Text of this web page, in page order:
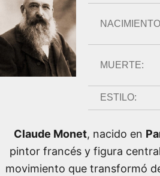
MUERTE:
ESTILO:
Claude Monet, nacido en
pintor francés y figura
movimiento que transformó